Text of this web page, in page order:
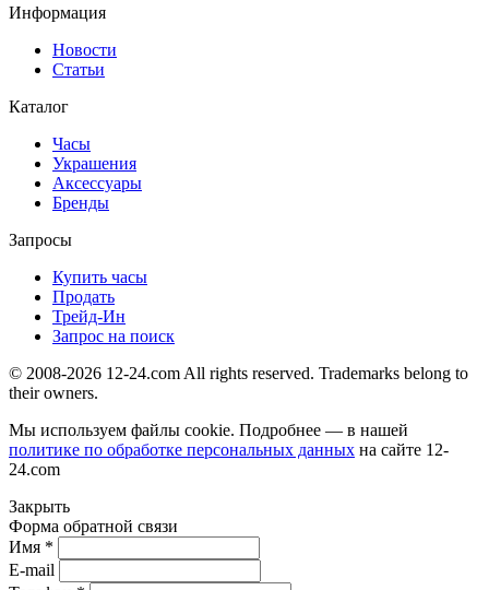
Информация
Новости
Статьи
Каталог
Часы
Украшения
Аксессуары
Бренды
Запросы
Купить часы
Продать
Трейд-Ин
Запрос на поиск
© 2008-2026 12-24.com All rights reserved. Trademarks belong to
their owners.
Мы используем файлы cookie. Подробнее — в нашей
политике по обработке персональных данных на сайте 12-
24.com
Закрыть
Форма обратной связи
Имя *
E-mail